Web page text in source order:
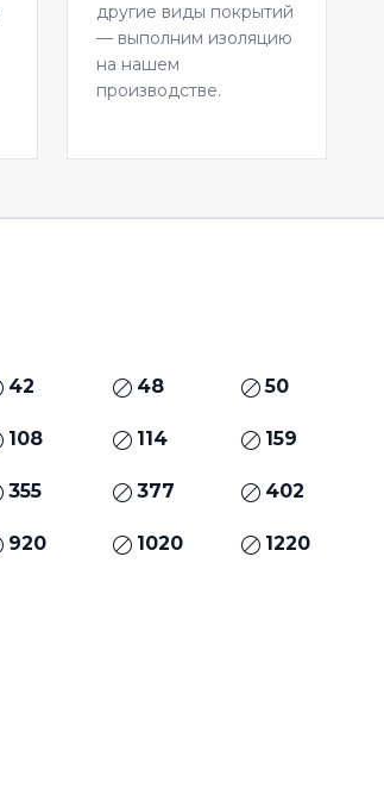
другие виды покрытий
— выполним изоляцию
на нашем
производстве.
42 48 50
108 114 159
355 377 402
920 1020 1220